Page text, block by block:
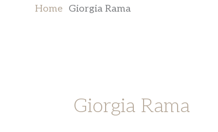
Home Giorgia Rama
Giorgia Rama